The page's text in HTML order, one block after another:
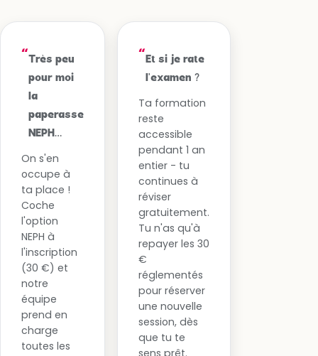
Très peu
pour moi
la
paperasse
NEPH…
On s'en
occupe à
ta place !
Coche
l'option
NEPH à
l'inscription
(30 €) et
notre
équipe
prend en
charge
toutes les
Et si je rate
l'examen ?
Ta formation
reste
accessible
pendant 1 an
entier - tu
continues à
réviser
gratuitement.
Tu n'as qu'à
repayer les 30
€
réglementés
pour réserver
une nouvelle
session, dès
que tu te
sens prêt.